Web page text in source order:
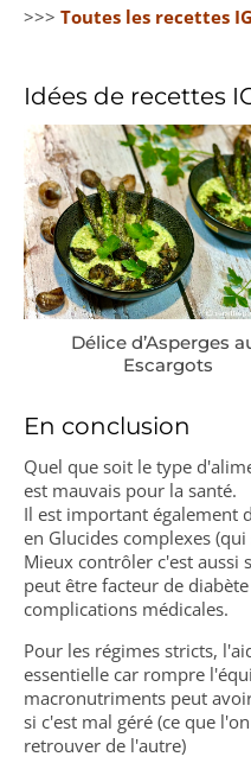
>>> Toutes les recettes
Idées de recettes
Délice d’Asperges
Escargots
En conclusion
Quel que soit le type
est mauvais pour la santé.
Il est important également
en Glucides complexes
Mieux contrôler c'est aussi
peut être facteur de
complications médicales.
Pour les régimes stricts,
essentielle car rompre
macronutriments peut
si c'est mal géré (ce que
retrouver de l'autre)